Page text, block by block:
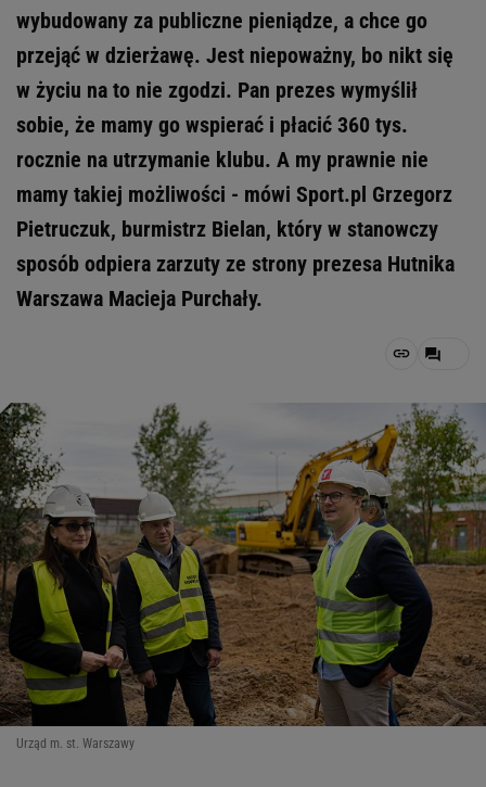
wybudowany za publiczne pieniądze, a chce go
przejąć w dzierżawę. Jest niepoważny, bo nikt się
w życiu na to nie zgodzi. Pan prezes wymyślił
sobie, że mamy go wspierać i płacić 360 tys.
rocznie na utrzymanie klubu. A my prawnie nie
mamy takiej możliwości - mówi Sport.pl Grzegorz
Pietruczuk, burmistrz Bielan, który w stanowczy
sposób odpiera zarzuty ze strony prezesa Hutnika
Warszawa Macieja Purchały.
Urząd m. st. Warszawy